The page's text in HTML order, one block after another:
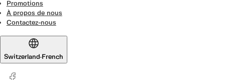
Promotions
À propos de nous
Contactez-nous
Switzerland·French